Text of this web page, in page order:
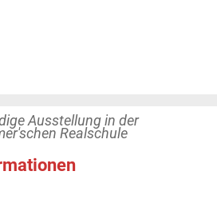
Ausstellung in der
Realschule